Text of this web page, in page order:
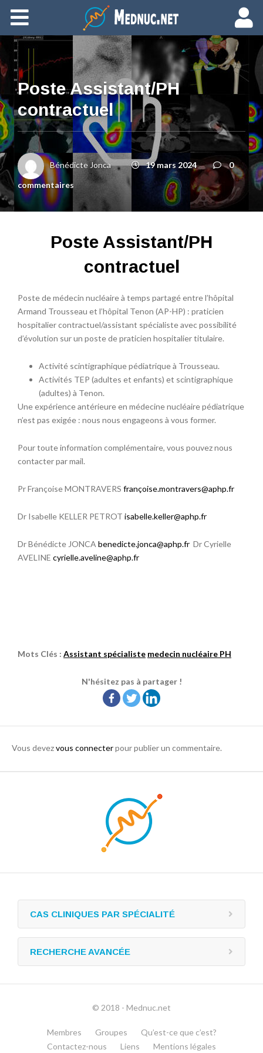
Ajouter du contenu
Poste Assistant/PH
contractuel
Bénédicte Jonca 19 mars 2024
0
commentaires
Poste Assistant/PH
contractuel
Poste de médecin nucléaire à temps partagé entre l’hôpital
Armand Trousseau et l’hôpital Tenon (AP-HP) : praticien
hospitalier contractuel/assistant spécialiste avec possibilité
d’évolution sur un poste de praticien hospitalier titulaire.
Activité scintigraphique pédiatrique à Trousseau.
Activités TEP (adultes et enfants) et scintigraphique
(adultes) à Tenon.
Une expérience antérieure en médecine nucléaire pédiatrique
n’est pas exigée : nous nous engageons à vous former.
Pour toute information complémentaire, vous pouvez nous
contacter par mail.
Pr Françoise MONTRAVERS françoise.montravers@aphp.fr
Dr Isabelle KELLER PETROT isabelle.keller@aphp.fr
Dr Bénédicte JONCA benedicte.jonca@aphp.fr Dr Cyrielle
AVELINE cyrielle.aveline@aphp.fr
Mots Clés : Assistant spécialiste medecin nucléaire PH
N'hésitez pas à partager !
Vous devezvous connecterpour publier un commentaire.
CAS CLINIQUES PAR SPÉCIALITÉ
RECHERCHE AVANCÉE
© 2018 - Mednuc.net
Membres Groupes
Qu’est-ce que c’est?
Contactez-nous
Liens Mentions légales